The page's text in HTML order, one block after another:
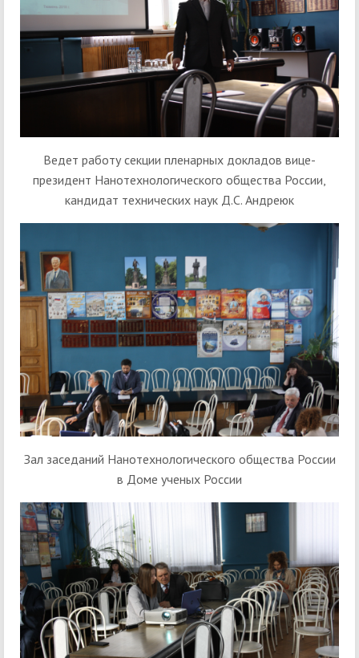
Ведет работу секции пленарных докладов вице-
президент Нанотехнологического общества России,
кандидат технических наук Д.С. Андреюк
Зал заседаний Нанотехнологического общества России
в Доме ученых России